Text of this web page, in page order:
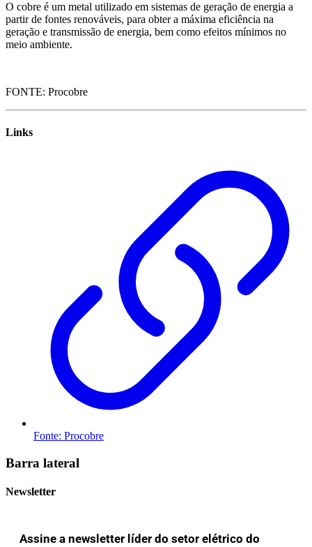
O cobre é um metal utilizado em sistemas de geração de energia a
partir de fontes renováveis, para obter a máxima eficiência na
geração e transmissão de energia, bem como efeitos mínimos no
meio ambiente.
FONTE: Procobre
Links
Fonte: Procobre
Barra lateral
Newsletter
Assine a newsletter líder do setor elétrico do